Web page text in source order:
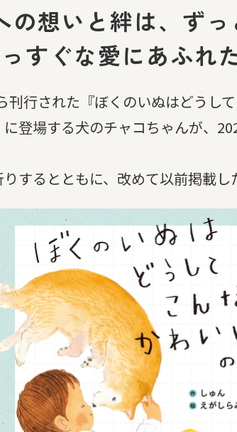
の想いと絆は、ずっ
すぐな愛にあふれ
刊行された『ぼくのいぬはどうし
登場する犬のチャコちゃんが、
するとともに、改めて以前掲載し